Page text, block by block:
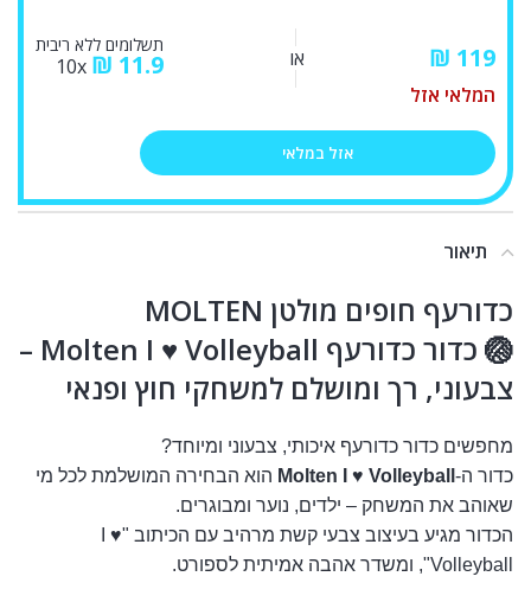
₪ או
תשלומים ללא ריבית
₪ 11.9
המלאי אזל
אזל במלאי
תיאור
כדורעף חופים מולטן MOLTEN
🏐 כדור כדורעף Molten I ♥ Volleyball –
צבעוני, רך ומושלם למשחקי חוץ ופנאי
מחפשים כדור כדורעף איכותי, צבעוני ומיוחד?
כדור ה- Molten I ♥ Volleyball הוא הבחירה המושלמת לכל מי
שאוהב את המשחק – ילדים, נוער ומבוגרים.
הכדור מגיע בעיצוב צבעי קשת מרהיב עם הכיתוב "I ♥
Volleyball", ומשדר אהבה אמיתית לספורט.